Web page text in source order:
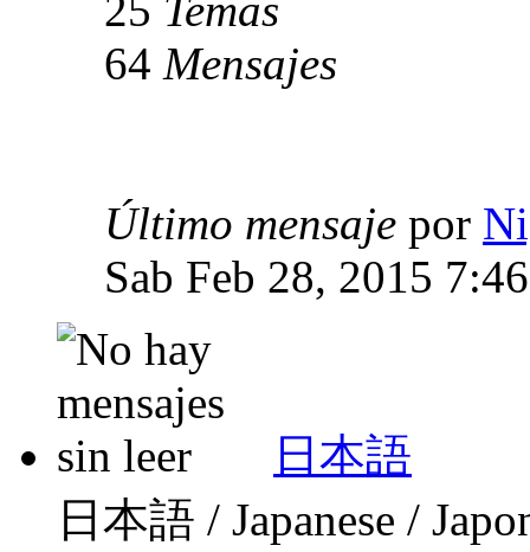
64 Mensajes
Último mensaje por
Sab Feb 28, 2015
日本語
日本語 / Japanese /